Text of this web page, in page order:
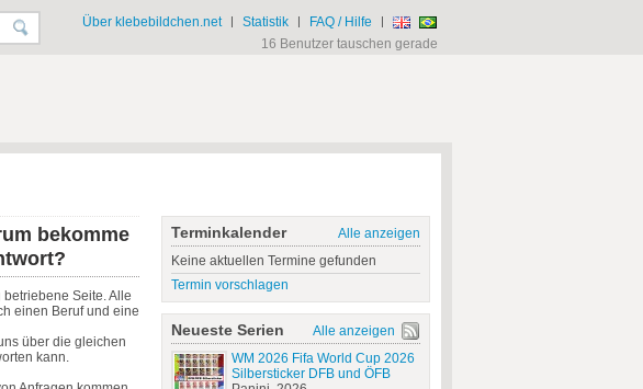
Über klebebildchen.net | Statistik | FAQ / Hilfe |
16 Benutzer tauschen gerade
bekomme
Seite. Alle
einen Beruf und eine
über die gleichen
kann.
Terminkalender
Alle anzeigen
Keine aktuellen Termine gefunden
Termin vorschlagen
Neueste Serien
Alle anzeigen
WM 2026 Fifa World Cup 2026
Silbersticker DFB und ÖFB